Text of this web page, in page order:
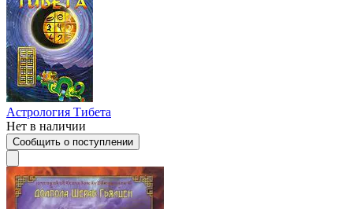
Астрология Тибета
Нет в наличии
Сообщить о поступлении